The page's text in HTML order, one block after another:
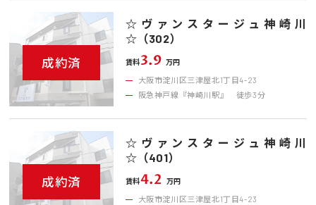
成約済
☆ヴァンスタージュ神崎川
☆（302）
賃料3.9 万円
大阪市淀川区三津屋北1丁目4-23
阪急神戸線『神崎川駅』 徒歩3分
成約済
☆ヴァンスタージュ神崎川
☆（401）
賃料4.2 万円
大阪市淀川区三津屋北1丁目4-23